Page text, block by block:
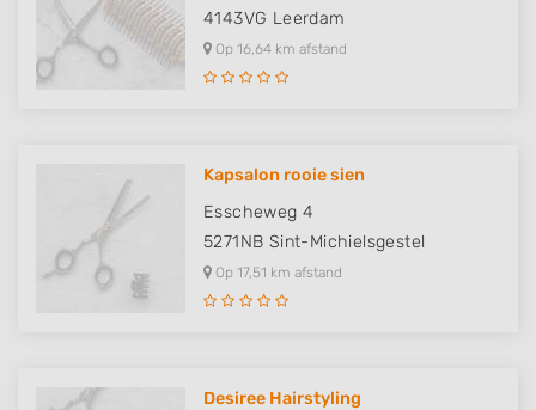
4143VG Leerdam
Op 16,64 km afstand
Kapsalon rooie sien
Esscheweg 4
5271NB Sint-Michielsgestel
Op 17,51 km afstand
Desiree Hairstyling